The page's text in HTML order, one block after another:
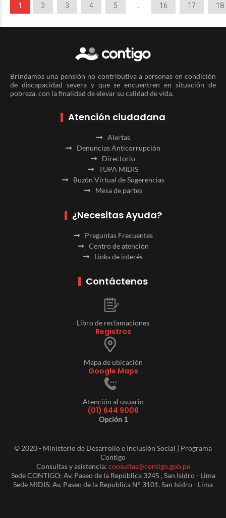
1 2 3 4 5 16 17 18
Brindamos una pensión no contributiva a personas en condición
de discapacidad severa y que se encuentren en situación de
pobreza, con la finalidad de elevar su calidad de vida.
Atención ciudadana
Alertas
Denuncias Anticorrupción
Directorio
TUPA MIDIS
Buzón Virtual de Sugerencias
Mesa de partes
¿Necesitas Ayuda?
Preguntas Frecuentes
Centro de atención
Links de interés
Contáctenos
Libro de reclamaciones
Registros
Mapa de ubicación
Google Maps
Atención al usuario
(01) 644 9006
Opción 1
© 2020 - Ministerio de Desarrollo e Inclusión Social | Programa
Contigo
Consultas y asistencia: consultas@contigo.gob.pe
Sede CONTIGO: Av. Paseo de la República 3245 , San Isidro - Lima
Sede MIDIS: Av. Paseo de la Republica N° 3101, San Isidro - Lima